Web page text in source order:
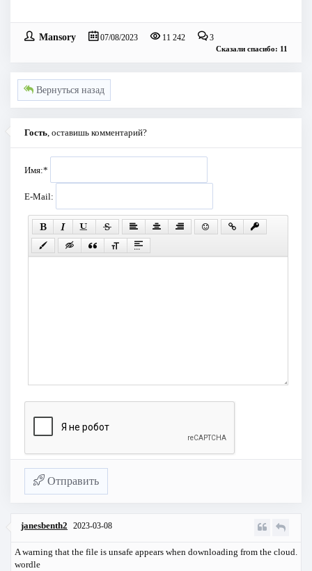
Mansory 07/08/2023 11 242 3
Сказали спасибо: 11
Вернуться назад
Гость, оставишь комментарий?
Имя:*
E-Mail:
Отправить
janesbenth2 2023-03-08
A warning that the file is unsafe appears when downloading from the cloud.
wordle